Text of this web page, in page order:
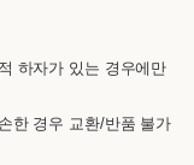
하자가 있는 경우에만
한 경우 교환/반품 불가